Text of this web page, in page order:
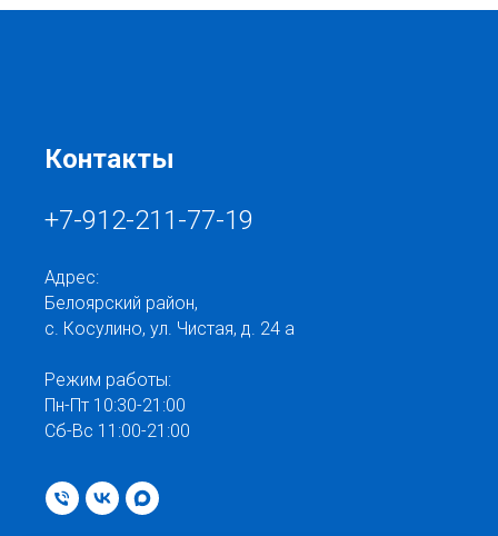
Контакты
+7-912-211-77-19
Адрес:
Белоярский район,
с. Косулино, ул. Чистая, д. 24 а
Режим работы:
Пн-Пт 10:30-21:00
Сб-Вс 11:00-21:00